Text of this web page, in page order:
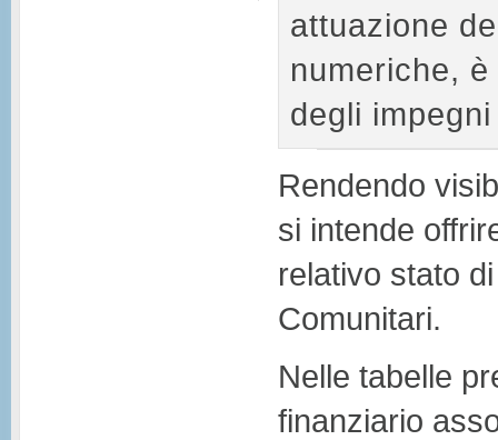
attuazione
numeriche,
degli
Rendendo
si intende
relativo stato
Comunitari.
Nelle tabelle
finanziario